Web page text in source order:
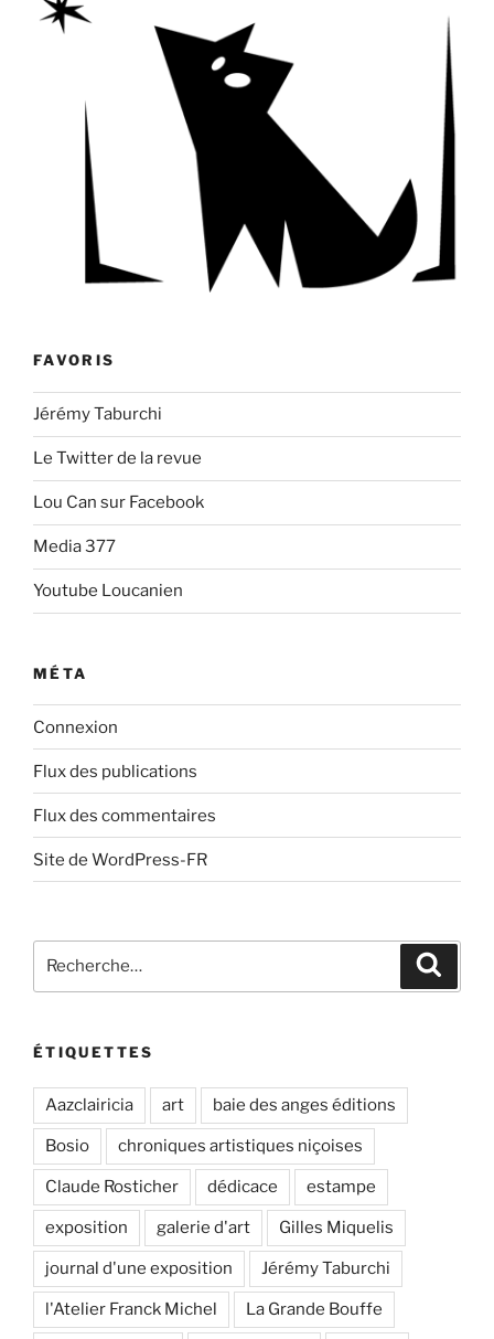
FAVORIS
Jérémy Taburchi
Le Twitter de la revue
Lou Can sur Facebook
Media 377
Youtube Loucanien
MÉTA
Connexion
Flux des publications
Flux des commentaires
Site de WordPress-FR
pour
ÉTIQUETTES
Aazclairicia art baie des anges éditions
Bosio chroniques artistiques niçoises
Claude Rosticher dédicace estampe
exposition galerie d'art Gilles Miquelis
journal d'une exposition Jérémy Taburchi
l'Atelier Franck Michel La Grande Bouffe